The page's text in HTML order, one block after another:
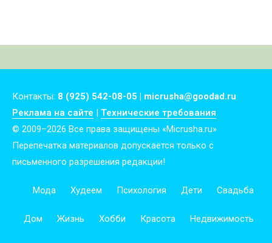
Контакты: 8 (925) 542-08-05 | micrusha@goodad.ru
Реклама на сайте | Технические требования
© 2009–2026 Все права защищены «Micrusha.ru»
Перепечатка материалов допускается только с
письменного разрешения редакции!
Мода Худеем Психология Дети Свадьба
Дом Жизнь Хобби Красота Недвижимость